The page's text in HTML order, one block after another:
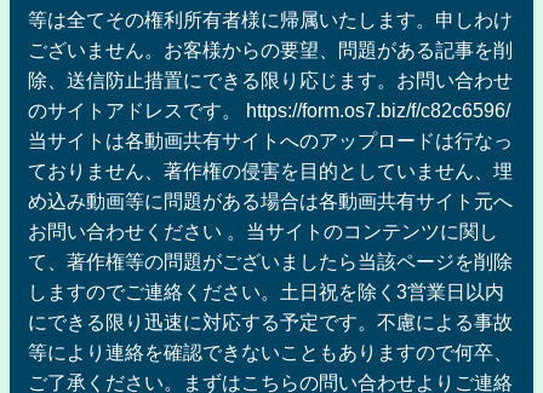
等は全てその権利所有者様に帰属いたします。申しわけ
ございません。お客様からの要望、問題がある記事を削
除、送信防止措置にできる限り応じます。お問い合わせ
のサイトアドレスです。 https://form.os7.biz/f/c82c6596/
当サイトは各動画共有サイトへのアップロードは行なっ
ておりません、著作権の侵害を目的としていません、埋
め込み動画等に問題がある場合は各動画共有サイト元へ
お問い合わせください 。当サイトのコンテンツに関し
て、著作権等の問題がございましたら当該ページを削除
しますのでご連絡ください。土日祝を除く3営業日以内
にできる限り迅速に対応する予定です。不慮による事故
等により連絡を確認できないこともありますので何卒、
ご了承ください。まずはこちらの問い合わせよりご連絡